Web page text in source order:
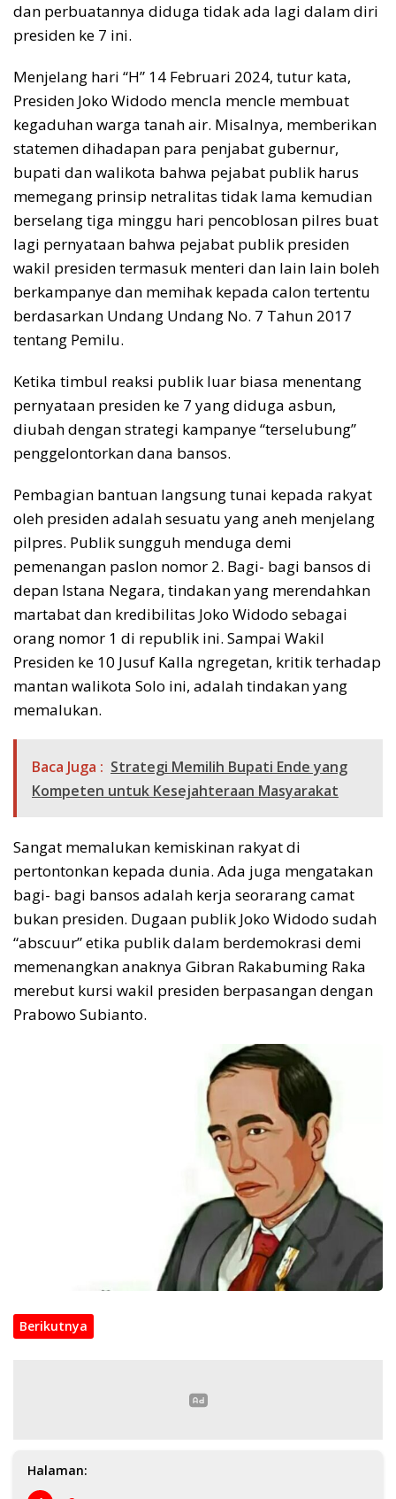
dan perbuatannya diduga tidak ada lagi dalam diri
presiden ke 7 ini.
Menjelang hari “H” 14 Februari 2024, tutur kata,
Presiden Joko Widodo mencla mencle membuat
kegaduhan warga tanah air. Misalnya, memberikan
statemen dihadapan para penjabat gubernur,
bupati dan walikota bahwa pejabat publik harus
memegang prinsip netralitas tidak lama kemudian
berselang tiga minggu hari pencoblosan pilres buat
lagi pernyataan bahwa pejabat publik presiden
wakil presiden termasuk menteri dan lain lain boleh
berkampanye dan memihak kepada calon tertentu
berdasarkan Undang Undang No. 7 Tahun 2017
tentang Pemilu.
Ketika timbul reaksi publik luar biasa menentang
pernyataan presiden ke 7 yang diduga asbun,
diubah dengan strategi kampanye “terselubung”
penggelontorkan dana bansos.
Pembagian bantuan langsung tunai kepada rakyat
oleh presiden adalah sesuatu yang aneh menjelang
pilpres. Publik sungguh menduga demi
pemenangan paslon nomor 2. Bagi- bagi bansos di
depan Istana Negara, tindakan yang merendahkan
martabat dan kredibilitas Joko Widodo sebagai
orang nomor 1 di republik ini. Sampai Wakil
Presiden ke 10 Jusuf Kalla ngregetan, kritik terhadap
mantan walikota Solo ini, adalah tindakan yang
memalukan.
Baca Juga : Strategi Memilih Bupati Ende yang
Kompeten untuk Kesejahteraan Masyarakat
Sangat memalukan kemiskinan rakyat di
pertontonkan kepada dunia. Ada juga mengatakan
bagi- bagi bansos adalah kerja seorarang camat
bukan presiden. Dugaan publik Joko Widodo sudah
“abscuur” etika publik dalam berdemokrasi demi
memenangkan anaknya Gibran Rakabuming Raka
merebut kursi wakil presiden berpasangan dengan
Prabowo Subianto.
Berikutnya
Halaman: